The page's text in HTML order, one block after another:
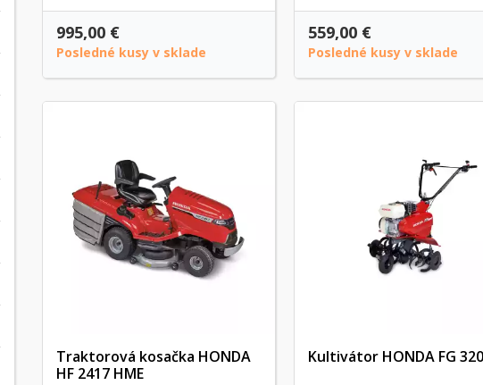
995,00 €
Posledné kusy v sklade
559,00 €
Posledné kusy v sklade
Traktorová kosačka HONDA
HF 2417 HME
Kultivátor HONDA FG 320